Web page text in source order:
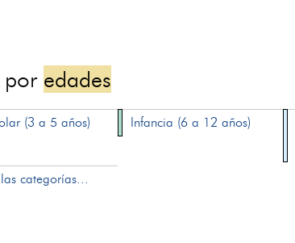
por edades
(3 a 5 años) Infancia (6 a 12 años)
categorías...